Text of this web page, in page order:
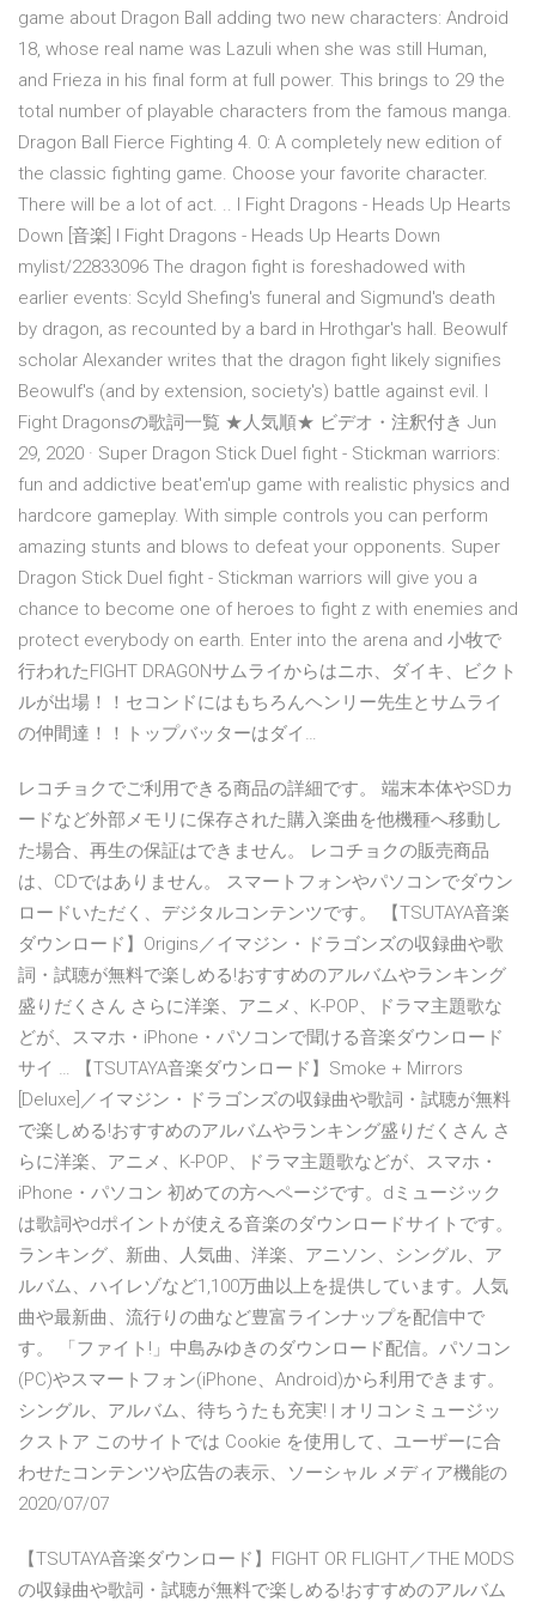
game about Dragon Ball adding two new characters: Android
18, whose real name was Lazuli when she was still Human,
and Frieza in his final form at full power. This brings to 29 the
total number of playable characters from the famous manga.
Dragon Ball Fierce Fighting 4. 0: A completely new edition of
the classic fighting game. Choose your favorite character.
There will be a lot of act. .. I Fight Dragons - Heads Up Hearts
Down [音楽] I Fight Dragons - Heads Up Hearts Down
mylist/22833096 The dragon fight is foreshadowed with
earlier events: Scyld Shefing's funeral and Sigmund's death
by dragon, as recounted by a bard in Hrothgar's hall. Beowulf
scholar Alexander writes that the dragon fight likely signifies
Beowulf's (and by extension, society's) battle against evil. I
Fight Dragonsの歌詞一覧 ★人気順★ ビデオ・注釈付き Jun
29, 2020 · Super Dragon Stick Duel fight - Stickman warriors:
fun and addictive beat'em'up game with realistic physics and
hardcore gameplay. With simple controls you can perform
amazing stunts and blows to defeat your opponents. Super
Dragon Stick Duel fight - Stickman warriors will give you a
chance to become one of heroes to fight z with enemies and
protect everybody on earth. Enter into the arena and 小牧で
行われたFIGHT DRAGONサムライからはニホ、ダイキ、ビクト
ルが出場！！セコンドにはもちろんヘンリー先生とサムライ
の仲間達！！トップバッターはダイ…
レコチョクでご利用できる商品の詳細です。 端末本体やSDカ
ードなど外部メモリに保存された購入楽曲を他機種へ移動し
た場合、再生の保証はできません。 レコチョクの販売商品
は、CDではありません。 スマートフォンやパソコンでダウン
ロードいただく、デジタルコンテンツです。 【TSUTAYA音楽
ダウンロード】Origins／イマジン・ドラゴンズの収録曲や歌
詞・試聴が無料で楽しめる!おすすめのアルバムやランキング
盛りだくさん さらに洋楽、アニメ、K-POP、ドラマ主題歌な
どが、スマホ・iPhone・パソコンで聞ける音楽ダウンロード
サイ … 【TSUTAYA音楽ダウンロード】Smoke + Mirrors
[Deluxe]／イマジン・ドラゴンズの収録曲や歌詞・試聴が無料
で楽しめる!おすすめのアルバムやランキング盛りだくさん さ
らに洋楽、アニメ、K-POP、ドラマ主題歌などが、スマホ・
iPhone・パソコン 初めての方へページです。dミュージック
は歌詞やdポイントが使える音楽のダウンロードサイトです。
ランキング、新曲、人気曲、洋楽、アニソン、シングル、ア
ルバム、ハイレゾなど1,100万曲以上を提供しています。人気
曲や最新曲、流行りの曲など豊富ラインナップを配信中で
す。 「ファイト!」中島みゆきのダウンロード配信。パソコン
(PC)やスマートフォン(iPhone、Android)から利用できます。
シングル、アルバム、待ちうたも充実! | オリコンミュージッ
クストア このサイトでは Cookie を使用して、ユーザーに合
わせたコンテンツや広告の表示、ソーシャル メディア機能の
2020/07/07
【TSUTAYA音楽ダウンロード】FIGHT OR FLIGHT／THE MODS
の収録曲や歌詞・試聴が無料で楽しめる!おすすめのアルバム